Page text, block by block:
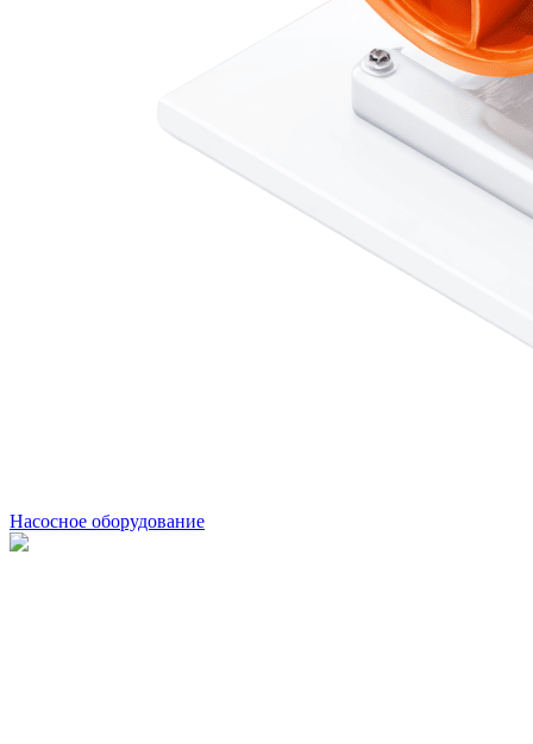
Насосное оборудование